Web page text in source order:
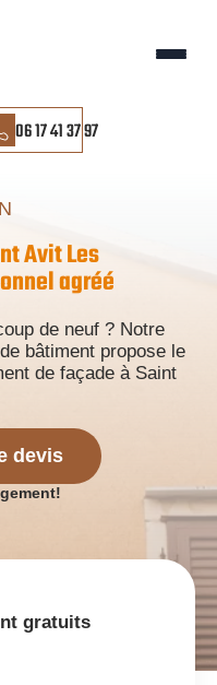
06 17 41 37 97
Avit Les
agréé
de neuf ? Notre
bâtiment propose le
de façade à Saint
devis
gratuits